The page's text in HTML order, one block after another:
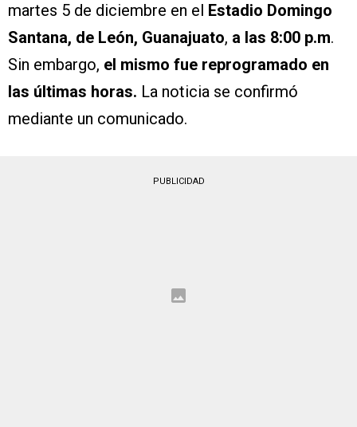
martes 5 de diciembre en el Estadio Domingo
Santana, de León, Guanajuato, a las 8:00 p.m.
Sin embargo, el mismo fue reprogramado en
las últimas horas. La noticia se confirmó
mediante un comunicado.
PUBLICIDAD